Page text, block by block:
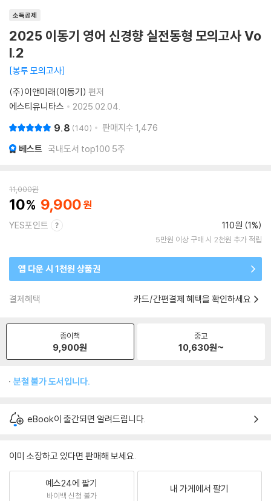
소득공제
2025 이동기 영어 신경향 실전동형 모의고사 Vo
l.2
봉투 모의고사
(주)이앤미래(이동기) 편저
에스티유니타스
2025.02.04.
9.8 140 판매지수 1,476
베스트 국내도서 top100 5주
11,000원
10 9,900
YES포인트 110원 (1%)
5만원 이상 구매 시 2천원 추가 적립
앱 다운 시 1천원 상품권
결제혜택 카드/간편결제 혜택을 확인하세요
종이책
9,900원
중고
10,630원~
분철 불가 도서입니다.
eBook이 출간되면 알려드립니다.
이미 소장하고 있다면 판매해 보세요.
예스24에 팔기
바이백 신청 불가
내 가게에서 팔기